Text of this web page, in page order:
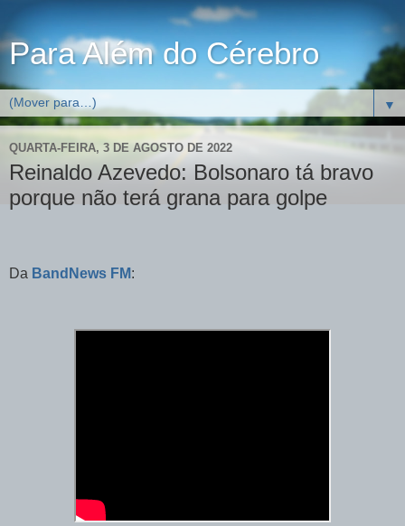
Para Além do Cérebro
▼
QUARTA-FEIRA, 3 DE AGOSTO DE 2022
Reinaldo Azevedo: Bolsonaro tá bravo
porque não terá grana para golpe
Da BandNews FM: